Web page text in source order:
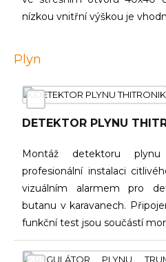
nízkou vnitřní výškou je
Plyn
DETEKTOR PLYNU
Montáž detektoru plynu
profesionální instalaci
vizuálním alarmem pro
butanu v karavanech.
funkční test jsou součástí